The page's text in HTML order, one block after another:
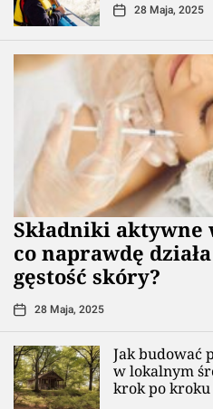
28 Maja, 2025
Składniki aktywne
co naprawdę
gęstość skóry?
28 Maja, 2025
Jak budować
w lokalnym
krok po kroku